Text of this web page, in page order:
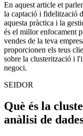
En aquest article et
la captació i fidelització
aquesta pràctica i la
és el millor enfocament
vendes de la teva
proporcionen els teus
sobre la clusterització i
negoci.
SEIDOR
Què és la
anàlisi de